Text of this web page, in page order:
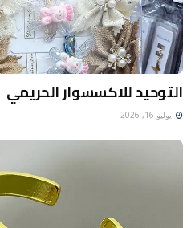
التوحيد للاكسسوار الحريمي
يوليو 16, 2026